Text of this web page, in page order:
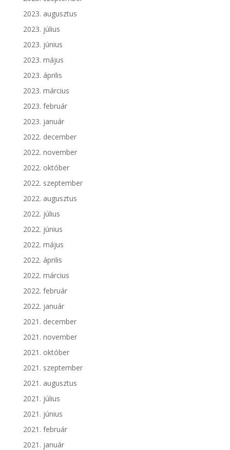
2023. augusztus
2023. július
2023. június
2023. május
2023. április
2023. március
2023. február
2023. január
2022. december
2022. november
2022. október
2022. szeptember
2022. augusztus
2022. július
2022. június
2022. május
2022. április
2022. március
2022. február
2022. január
2021. december
2021. november
2021. október
2021. szeptember
2021. augusztus
2021. július
2021. június
2021. február
2021. január